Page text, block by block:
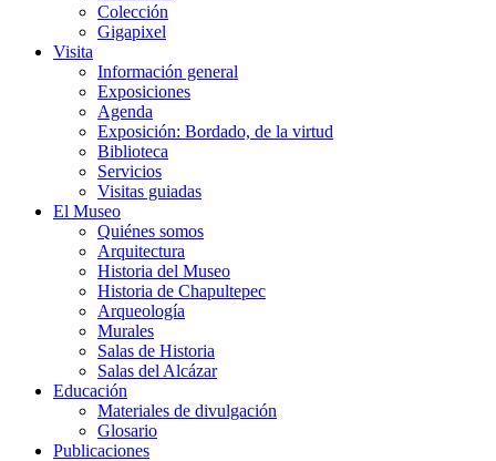
Colección
Gigapixel
Visita
Información general
Exposiciones
Agenda
Exposición: Bordado, de la virtud
Biblioteca
Servicios
Visitas guiadas
El Museo
Quiénes somos
Arquitectura
Historia del Museo
Historia de Chapultepec
Arqueología
Murales
Salas de Historia
Salas del Alcázar
Educación
Materiales de divulgación
Glosario
Publicaciones